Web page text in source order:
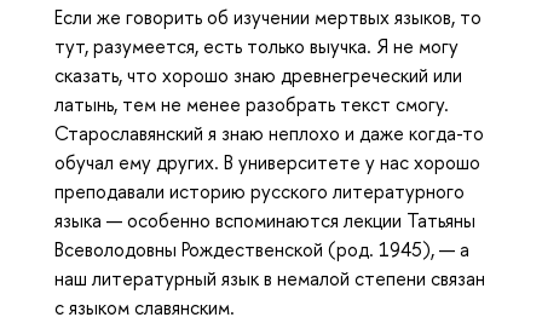
Если же говорить об изучении мертвых языков, то
тут, разумеется, есть только выучка. Я не могу
сказать, что хорошо знаю древнегреческий или
латынь, тем не менее разобрать текст смогу.
Старославянский я знаю неплохо и даже когда-то
обучал ему других. В университете у нас хорошо
преподавали историю русского литературного
языка — особенно вспоминаются лекции Татьяны
Всеволодовны Рождественской (род. 1945), — а
наш литературный язык в немалой степени связан
с языком славянским.